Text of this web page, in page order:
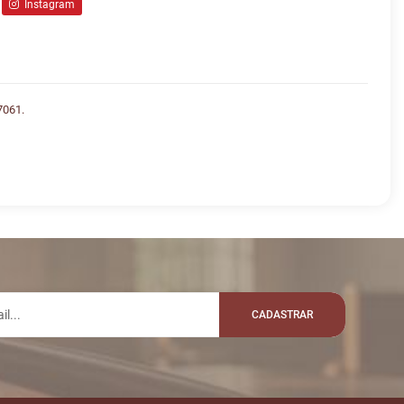
Instagram
VALOR
R$ 11.000,00
CADASTRAR